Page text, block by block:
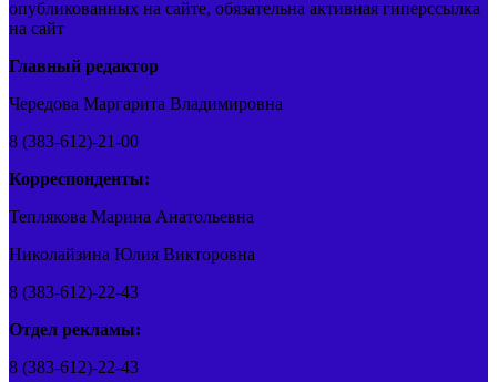
опубликованных на сайте, обязательна активная гиперссылка
на сайт
Главный редактор
Чередова Маргарита Владимировна
8 (383-612)-21-00
Корреспонденты:
Теплякова Марина Анатольевна
Николайзина Юлия Викторовна
8 (383-612)-22-43
Отдел рекламы:
8 (383-612)-22-43